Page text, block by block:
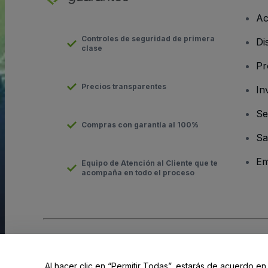
Controles de seguridad de primera
clase
Precios transparentes
Compras con garantía al 100%
Equipo de Atención al Cliente que te
acompaña en todo el proceso
Al hacer clic en “Permitir Todas”, estarás de acuerdo